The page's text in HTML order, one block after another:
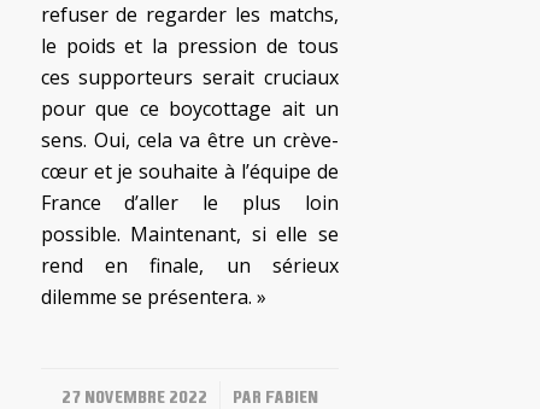
refuser de regarder les matchs,
le poids et la pression de tous
ces supporteurs serait cruciaux
pour que ce boycottage ait un
sens. Oui, cela va être un crève-
cœur et je souhaite à l’équipe de
France d’aller le plus loin
possible. Maintenant, si elle se
rend en finale, un sérieux
dilemme se présentera. »
27 NOVEMBRE 2022
/ PAR FABIEN